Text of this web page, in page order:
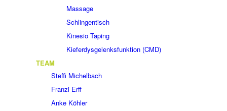
Massage
Schlingentisch
Kinesio Taping
Kieferdysgelenksfunktion (CMD)
TEAM
Steffi Michelbach
Franzi Erff
Anke Köhler